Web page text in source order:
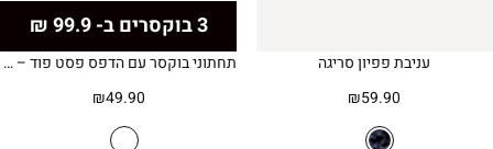
עניבת פפיון סריגה
₪59.90
3 בוקסרים ב- 99.9 ₪
תחתוני בוקסר עם הדפס פסט פוד – כתום בהיר
₪49.90